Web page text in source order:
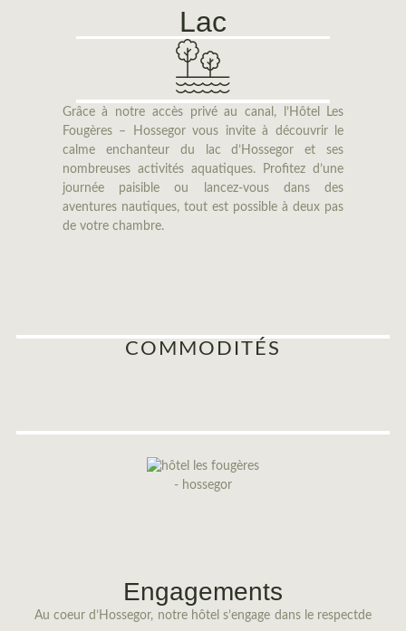
Lac
Grâce à notre accès privé au canal, l’Hôtel Les
Fougères – Hossegor vous invite à découvrir le
calme enchanteur du lac d’Hossegor et ses
nombreuses activités aquatiques. Profitez d’une
journée paisible ou lancez-vous dans des
aventures nautiques, tout est possible à deux pas
de votre chambre.
COMMODITÉS
Engagements
Au coeur d’Hossegor, notre hôtel s’engage dans le respectde